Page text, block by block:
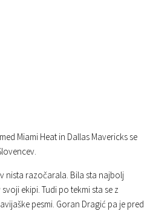
Miami Heat in Dallas Mavericks se
nista razočarala. Bila sta najbolj
ekipi. Tudi po tekmi sta se z
pesmi. Goran Dragić pa je pred